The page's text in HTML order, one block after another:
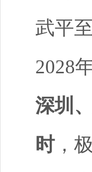
武平
2028
深圳
时，